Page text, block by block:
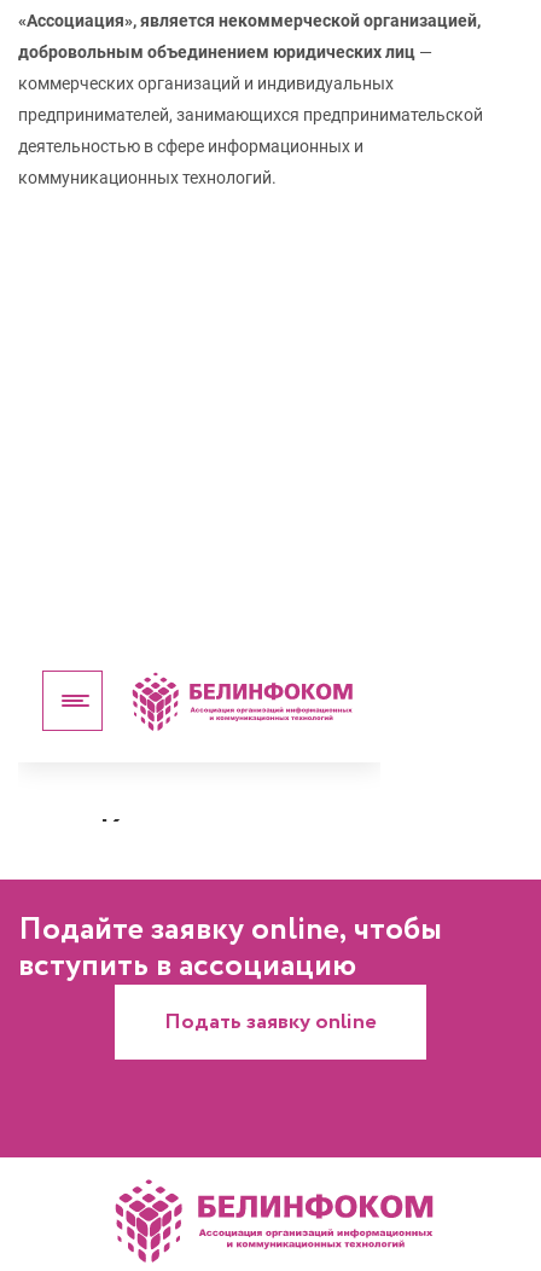
«Ассоциация», является некоммерческой организацией,
добровольным объединением юридических лиц ―
коммерческих организаций и индивидуальных
предпринимателей, занимающихся предпринимательской
деятельностью в сфере информационных и
коммуникационных технологий.
Подайте заявку online, чтобы
вступить в ассоциацию
Подать заявку online